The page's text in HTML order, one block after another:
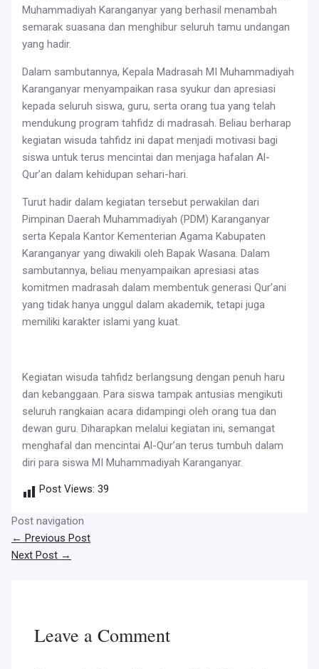
Muhammadiyah Karanganyar yang berhasil menambah
semarak suasana dan menghibur seluruh tamu undangan
yang hadir.
Dalam sambutannya, Kepala Madrasah MI Muhammadiyah
Karanganyar menyampaikan rasa syukur dan apresiasi
kepada seluruh siswa, guru, serta orang tua yang telah
mendukung program tahfidz di madrasah. Beliau berharap
kegiatan wisuda tahfidz ini dapat menjadi motivasi bagi
siswa untuk terus mencintai dan menjaga hafalan Al-
Qur’an dalam kehidupan sehari-hari.
Turut hadir dalam kegiatan tersebut perwakilan dari
Pimpinan Daerah Muhammadiyah (PDM) Karanganyar
serta Kepala Kantor Kementerian Agama Kabupaten
Karanganyar yang diwakili oleh Bapak Wasana. Dalam
sambutannya, beliau menyampaikan apresiasi atas
komitmen madrasah dalam membentuk generasi Qur’ani
yang tidak hanya unggul dalam akademik, tetapi juga
memiliki karakter islami yang kuat.
Kegiatan wisuda tahfidz berlangsung dengan penuh haru
dan kebanggaan. Para siswa tampak antusias mengikuti
seluruh rangkaian acara didampingi oleh orang tua dan
dewan guru. Diharapkan melalui kegiatan ini, semangat
menghafal dan mencintai Al-Qur’an terus tumbuh dalam
diri para siswa MI Muhammadiyah Karanganyar.
Post Views: 39
Post navigation
← Previous Post
Next Post →
Leave a Comment